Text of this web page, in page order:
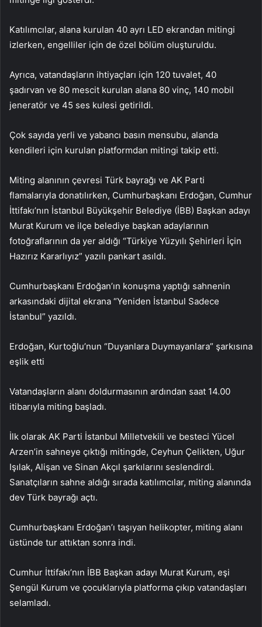
Katılımcılar, alana kurulan 40 ayrı LED ekrandan mitingi
izlerken, engelliler için de özel bölüm oluşturuldu.
Ayrıca, vatandaşların ihtiyaçları için 120 tuvalet, 40
şadırvan ve 80 mescit kurulan alana 80 vinç, 140 mobil
jeneratör ve 45 ses kulesi getirildi.
Çok sayıda yerli ve yabancı basın mensubu, alanda
kendileri için kurulan platformdan mitingi takip etti.
Miting alanının çevresi Türk bayrağı ve AK Parti
flamalarıyla donatılırken, Cumhurbaşkanı Erdoğan, Cumhur
İttifakı’nın İstanbul Büyükşehir Belediye (İBB) Başkan adayı
Murat Kurum ve ilçe belediye başkan adaylarının
fotoğraflarının da yer aldığı “Türkiye Yüzyılı Şehirleri İçin
Hazırız Kararlıyız” yazılı pankart asıldı.
Cumhurbaşkanı Erdoğan’ın konuşma yaptığı sahnenin
arkasındaki dijital ekrana “Yeniden İstanbul Sadece
İstanbul” yazıldı.
Erdoğan, Kurtoğlu’nun “Duyanlara Duymayanlara” şarkısına
eşlik etti
Vatandaşların alanı doldurmasının ardından saat 14.00
itibarıyla miting başladı.
İlk olarak AK Parti İstanbul Milletvekili ve besteci Yücel
Arzen’in sahneye çıktığı mitingde, Ceyhun Çelikten, Uğur
Işılak, Alişan ve Sinan Akçıl şarkılarını seslendirdi.
Sanatçıların sahne aldığı sırada katılımcılar, miting alanında
dev Türk bayrağı açtı.
Cumhurbaşkanı Erdoğan’ı taşıyan helikopter, miting alanı
üstünde tur attıktan sonra indi.
Cumhur İttifakı’nın İBB Başkan adayı Murat Kurum, eşi
Şengül Kurum ve çocuklarıyla platforma çıkıp vatandaşları
selamladı.